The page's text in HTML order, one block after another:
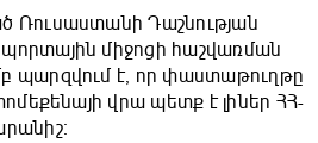
Ռուսաստանի Դաշնության
միջոցի հաշվառման
պարզվում է, որ փաստաթուղթը
վրա պետք է լիներ ՀՀ-